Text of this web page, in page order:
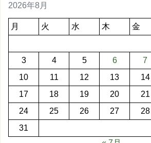
2026年8月
月 火 水 木 金
3
4 5 6 7
10
11 12 13 14
17
18 19 20 21
24
25 26 27 28
31